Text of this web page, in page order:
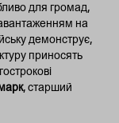
для громад,
на
демонструє,
приносять
, старший